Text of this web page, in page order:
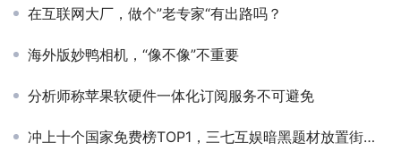
在互联网大厂，做个”老专家“有出路吗？
海外版妙鸭相机，“像不像”不重要
分析师称苹果软硬件一体化订阅服务不可避免
冲上十个国家免费榜TOP1，三七互娱暗黑题材放置街机SLG异军突起，开年爆款席位预定？